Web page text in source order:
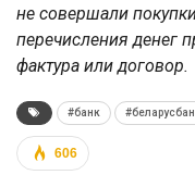
не совершали
перечисления денег
фактура или договор.
#банк
606